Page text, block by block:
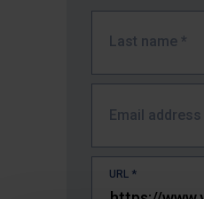
Last name *
Email address
URL *